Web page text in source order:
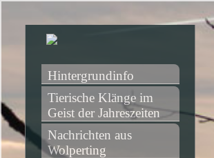
Hintergrundinfo
Tierische Klänge im
Geist der Jahreszeiten
Nachrichten aus
Wolperting